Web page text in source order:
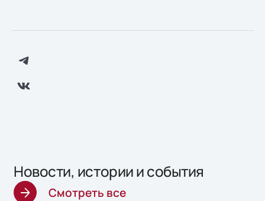
Новости, истории и события
Смотреть все